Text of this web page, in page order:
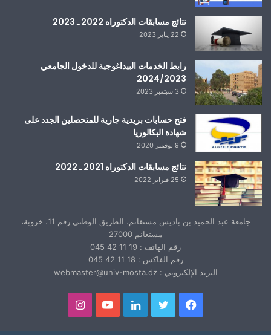
نتائج مسابقات الدكتوراه 2022 ـ 2023
22 يناير 2023
رابط الخدمات البيداغوجية للدخول الجامعي
2024/2023
3 سبتمبر 2023
فتح حسابات بريدية جارية للمتحصلين الجدد على
شهادة البكالوريا
9 نوفمبر 2020
نتائج مسابقات الدكتوراه 2021 ـ 2022
25 فبراير 2022
جامعة عبد الحميد بن باديس مستغانم، الطريق الوطني رقم 11، خروبة،
مستغانم 27000
رقم الهاتف : 19 11 42 045
رقم الفاكس : 18 11 42 045
البريد الإلكتروني : webmaster@univ-mosta.dz
فيسبوك تويتر لينكدإنيوتيوبانستقرام